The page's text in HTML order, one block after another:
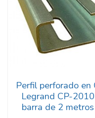
Perfil perforado en
Legrand CP-2010
barra de 2 metros